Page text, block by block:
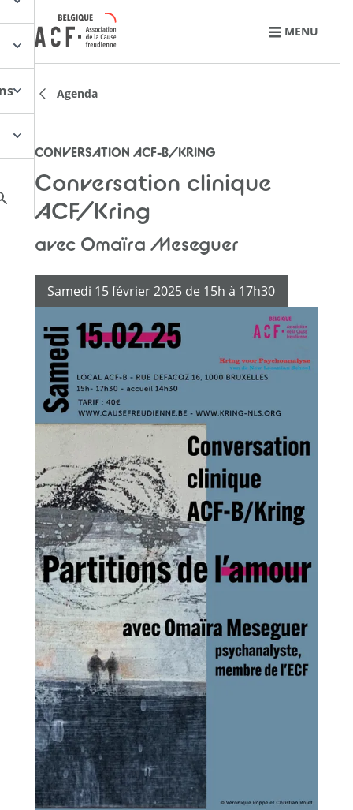
Retourner à l'accueil
MENU
Agenda
CONVERSATION ACF-B/KRING
Conversation clinique
ACF/Kring
avec Omaïra Meseguer
Samedi 15 février 2025 de 15h à 17h30